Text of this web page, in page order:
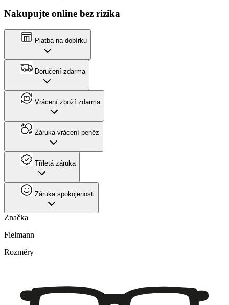
Nakupujte online bez rizika
Platba na dobírku
Doručení zdarma
Vrácení zboží zdarma
Záruka vrácení peněz
Tříletá záruka
Záruka spokojenosti
Značka
Fielmann
Rozměry